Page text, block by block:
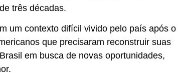
três décadas.
um contexto difícil vivido pelo país após o
que precisaram reconstruir suas
em busca de novas oportunidades,